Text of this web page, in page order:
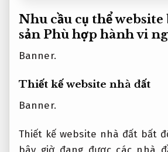
Nhu cầu cụ thể website
sảnPhù hợp hành vi
Banner.
Thiết kế website nhà đất
Banner.
Thiết kế website nhà đất bất